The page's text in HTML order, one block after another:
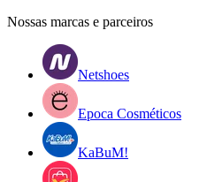
Nossas marcas e parceiros
Netshoes
Epoca Cosméticos
KaBuM!